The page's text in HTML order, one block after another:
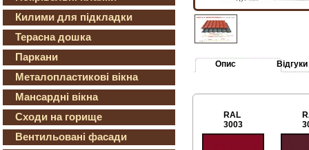
Килими для підкладки
Терасна дошка
Паркани
Металопластикові вікна
Мансардні вікна
Сходи на горище
Вентильовані фасади
Опис Відгуки
RAL
3003